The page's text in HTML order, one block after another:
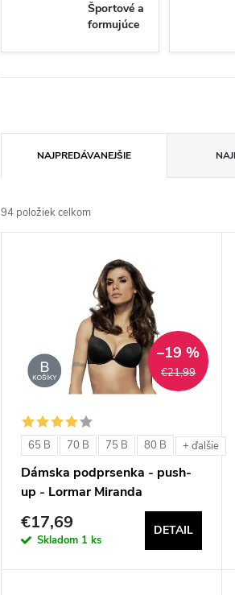
Športové a
formujúce
a
d
NAJPREDÁVANEJŠIE
94 položiek celkom
d
€21,99
–19 %
65 B 70 B 75 B 80 B + ďalšie
Dámska podprsenka - push-
up - Lormar Miranda
€17,69
Skladom 1 ks
DETAIL